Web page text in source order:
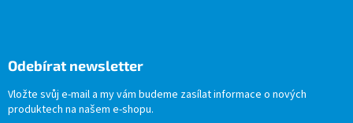
Odebírat newsletter
Vložte svůj e-mail a my vám budeme zasílat informace o nových
produktech na našem e-shopu.